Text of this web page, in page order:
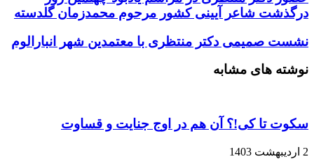
وارد
کنید
درگذشت شاعر آیینی کشور مرحوم محمدزمان گلدسته
نشست صمیمی دکتر منتظری با معتمدین شهر انبارالوم
نوشته های مشابه
سکوت تا کی!؟ آن هم در اوج جنایت و قساوت
2 اردیبهشت 1403